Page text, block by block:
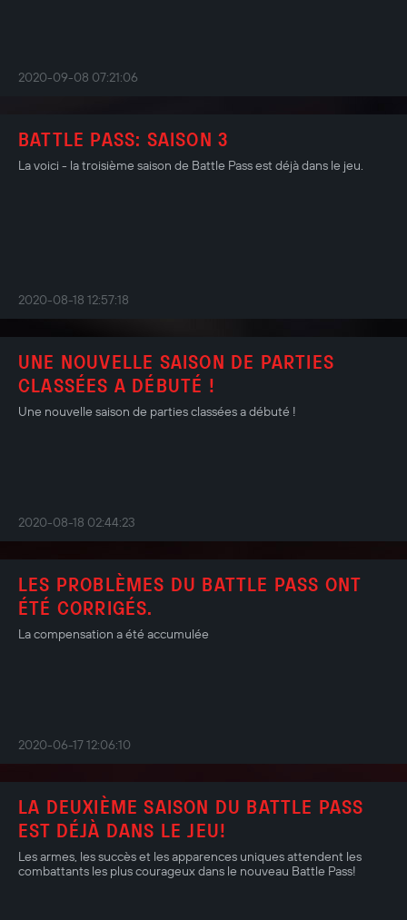
2020-09-08 07:21:06
BATTLE PASS: SAISON 3
La voici - la troisième saison de Battle Pass est déjà dans le jeu.
2020-08-18 12:57:18
UNE NOUVELLE SAISON DE PARTIES
CLASSÉES A DÉBUTÉ !
Une nouvelle saison de parties classées a débuté !
2020-08-18 02:44:23
LES PROBLÈMES DU BATTLE PASS ONT
ÉTÉ CORRIGÉS.
La compensation a été accumulée
2020-06-17 12:06:10
LA DEUXIÈME SAISON DU BATTLE PASS
EST DÉJÀ DANS LE JEU!
Les armes, les succès et les apparences uniques attendent les
combattants les plus courageux dans le nouveau Battle Pass!